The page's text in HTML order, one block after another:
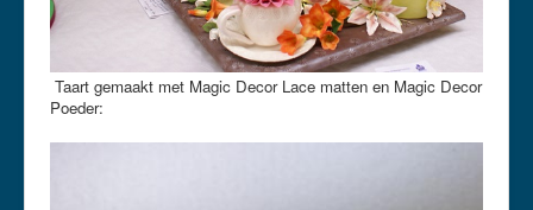
Taart gemaakt met Magic Decor Lace matten en Magic Decor
Poeder: